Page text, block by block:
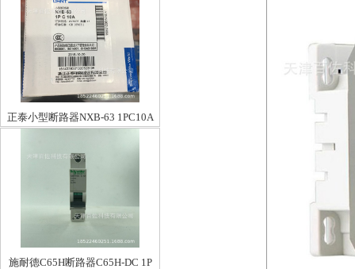
正泰小型断路器NXB-63 1PC10A
施耐德C65H断路器C65H-DC 1P